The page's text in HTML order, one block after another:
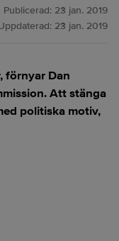
Publicerad: 23 jan. 2019
23 jan. 2019
förnyar Dan
Att stänga
politiska motiv,